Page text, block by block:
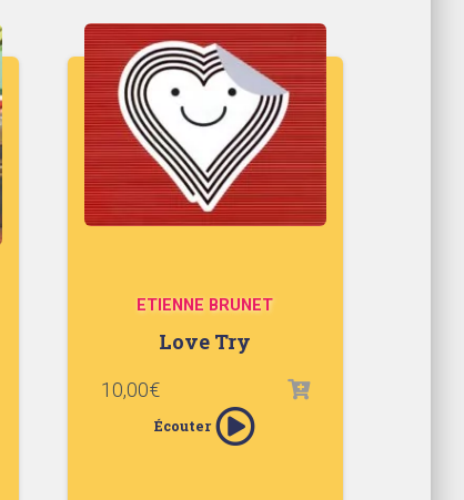
ETIENNE BRUNET
Love Try
10,00€
Écouter